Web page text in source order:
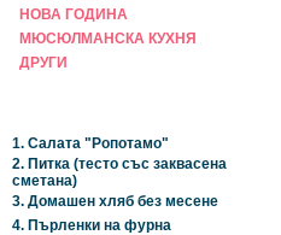
НОВА ГОДИНА
МЮСЮЛМАНСКА КУХНЯ
ДРУГИ
1. Салата "Ропотамо"
2. Питка (тесто със заквасена
сметана)
3. Домашен хляб без месене
4. Пърленки на фурна